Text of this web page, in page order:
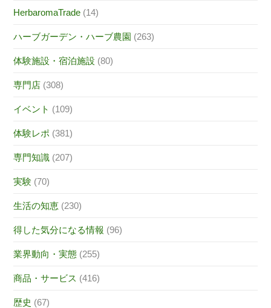
HerbaromaTrade (14)
ハーブガーデン・ハーブ農園 (263)
体験施設・宿泊施設 (80)
専門店 (308)
イベント (109)
体験レポ (381)
専門知識 (207)
実験 (70)
生活の知恵 (230)
得した気分になる情報 (96)
業界動向・実態 (255)
商品・サービス (416)
歴史 (67)